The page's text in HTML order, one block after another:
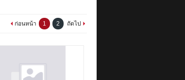
ก่อนหน้า 1 2 ถัดไป